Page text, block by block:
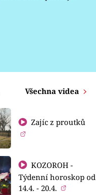
Všechna videa
Zajíc z proutků
KOZOROH -
Týdenní horoskop od
14.4. - 20.4.